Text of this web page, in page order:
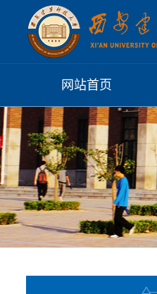
网站首页
党组织机构
院系机构
学术机构